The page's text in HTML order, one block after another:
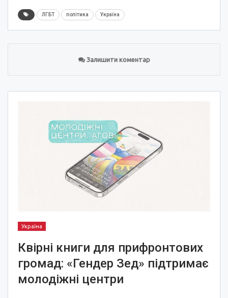
ЛГБТ політика Україна
Залишити коментар
Україна
Квірні книги для прифронтових
громад: «Гендер Зед» підтримає
молодіжні центри